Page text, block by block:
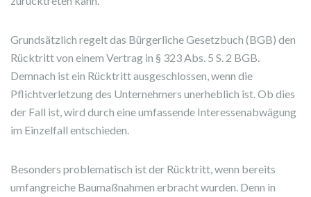
Grundsätzlich regelt das Bürgerliche Gesetzbuch (BGB) den
Rücktritt von einem Vertrag in § 323 Abs. 5 S. 2 BGB.
Demnach ist ein Rücktritt ausgeschlossen, wenn die
Pflichtverletzung des Unternehmers unerheblich ist. Ob dies
der Fall ist, wird durch eine umfassende Interessenabwägung
im Einzelfall entschieden.
Besonders problematisch ist der Rücktritt, wenn bereits
umfangreiche Baumaßnahmen erbracht wurden. Denn in